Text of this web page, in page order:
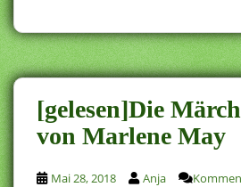
[gelesen]Die
von Marlene May
Mai 28, 2018 Anja